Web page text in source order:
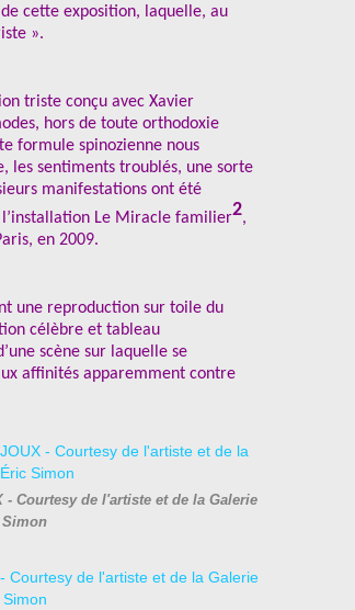
cette exposition, laquelle, au
».
triste conçu avec Xavier
hors de toute orthodoxie
formule spinozienne nous
les sentiments troublés, une sorte
manifestations ont été
Le Miracle familier2,
en 2009.
une reproduction sur toile du
célèbre et tableau
scène sur laquelle se
affinités apparemment contre
- Courtesy de l'artiste et de la Galerie